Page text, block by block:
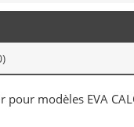
pour modèles EVA